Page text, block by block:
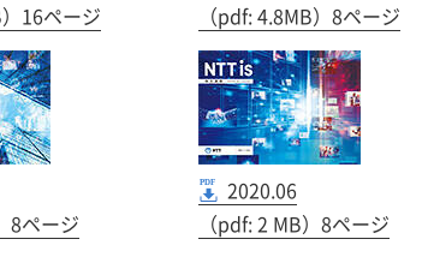
）16ページ
（pdf: 4.8MB）8ページ
8ページ
2020.06
（pdf: 2 MB）8ページ